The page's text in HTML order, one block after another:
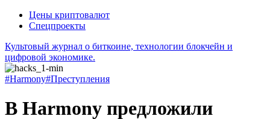
Цены криптовалют
Спецпроекты
Культовый журнал о биткоине, технологии блокчейн и
цифровой экономике.
#Harmony#Преступления
В Harmony предложили